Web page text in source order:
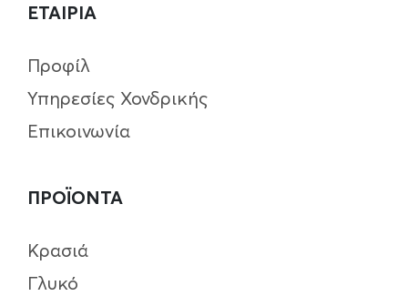
ΕΤΑΙΡΙΑ
Προφίλ
Υπηρεσίες Χονδρικής
Επικοινωνία
ΠΡΟΪΟΝΤΑ
Κρασιά
Γλυκό